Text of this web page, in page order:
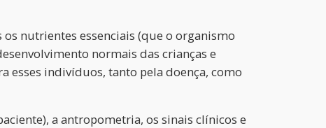
nutrientes essenciais (que o organismo
normais das crianças e
esses indivíduos, tanto pela doença, como
a antropometria, os sinais clínicos e